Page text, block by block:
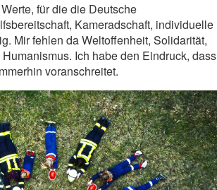
für die die Deutsche
Kameradschaft, individuelle
Mir fehlen da Weltoffenheit, Solidarität,
Ich habe den Eindruck, dass
voranschreitet.